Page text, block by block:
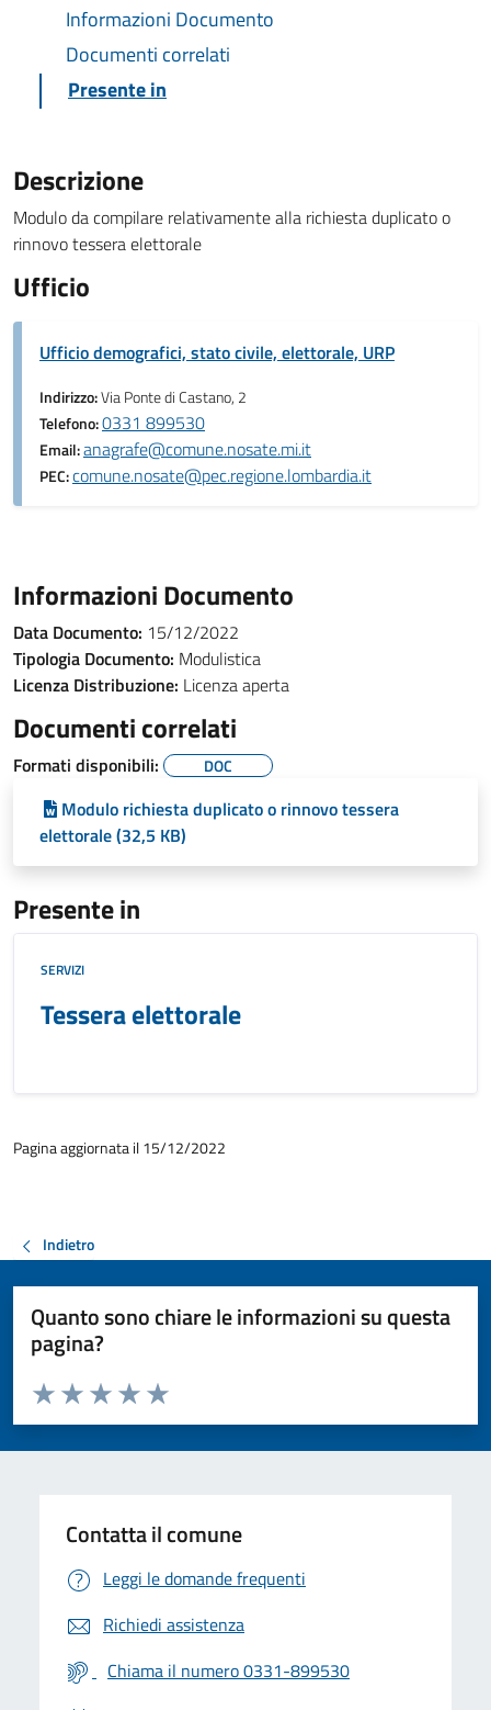
Informazioni Documento
Documenti correlati
Presente in
Descrizione
Modulo da compilare relativamente alla richiesta duplicato o
rinnovo tessera elettorale
Ufficio
Ufficio demografici, stato civile, elettorale, URP
Indirizzo:Via Ponte di Castano, 2
Telefono:0331 899530
Email:anagrafe@comune.nosate.mi.it
PEC:comune.nosate@pec.regione.lombardia.it
Informazioni Documento
Data Documento: 15/12/2022
Tipologia Documento: Modulistica
Licenza Distribuzione: Licenza aperta
Documenti correlati
Formati disponibili: DOC
Modulo richiesta duplicato o rinnovo tessera
elettorale (32,5 KB)
Presente in
SERVIZI
Tessera elettorale
Pagina aggiornata il 15/12/2022
Indietro
Quanto sono chiare le informazioni su questa
pagina?
Valuta da 1 a 5 stelle la pagina
Valuta 5 stelle su 5
Valuta 4 stelle su 5
Valuta 3 stelle su 5
Valuta 2 stelle su 5
Valuta 1 stelle su 5
Contatta il comune
Leggi le domande frequenti
Richiedi assistenza
Chiama il numero 0331-899530